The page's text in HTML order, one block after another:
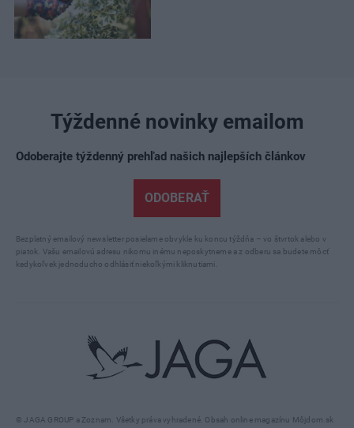
© JAGA GROUP a Zoznam. Všetky práva vyhradené. Obsah online magazínu Môjdom.sk
Týždenné novinky emailom
Odoberajte týždenný prehľad našich najlepších článkov
ODOBERAŤ
Bezplatný emailový newsletter posielame obvykle ku koncu týždňa – vo štvrtok alebo v
piatok. Vašu emailovú adresu nikomu inému neposkytneme a z odberu sa budete môcť
kedykoľvek jednoducho odhlásiť niekoľkými kliknutiami.